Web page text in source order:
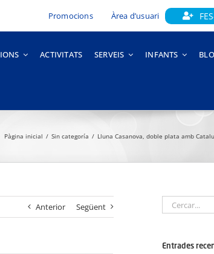
Promocions Àrea d’usuari
ACTIVITATS SERVEIS INFANTS
Pàgina inicial Sin categoría Lluna Casanova, doble plata amb
Anterior Següent
Cerca
…
Entrades